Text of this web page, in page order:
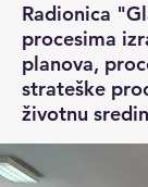
Radionica
procesima
planova,
strateške
životnu